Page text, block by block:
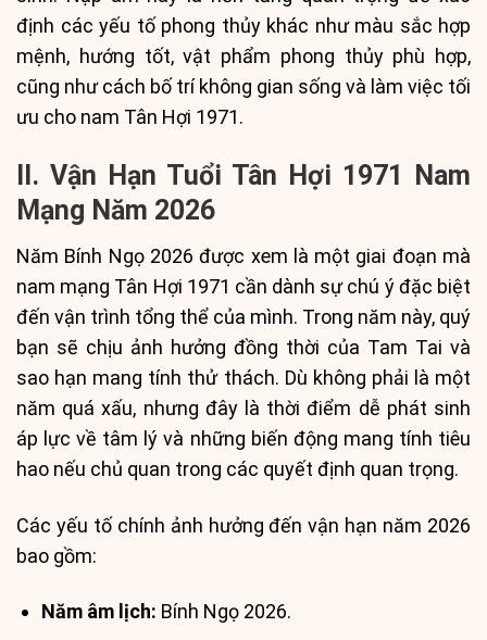
định các yếu tố phong thủy khác như màu sắc hợp
mệnh, hướng tốt, vật phẩm phong thủy phù hợp,
cũng như cách bố trí không gian sống và làm việc tối
ưu cho nam Tân Hợi 1971.
II. Vận Hạn Tuổi Tân Hợi 1971 Nam
Mạng Năm 2026
Năm Bính Ngọ 2026 được xem là một giai đoạn mà
nam mạng Tân Hợi 1971 cần dành sự chú ý đặc biệt
đến vận trình tổng thể của mình. Trong năm này, quý
bạn sẽ chịu ảnh hưởng đồng thời của Tam Tai và
sao hạn mang tính thử thách. Dù không phải là một
năm quá xấu, nhưng đây là thời điểm dễ phát sinh
áp lực về tâm lý và những biến động mang tính tiêu
hao nếu chủ quan trong các quyết định quan trọng.
Các yếu tố chính ảnh hưởng đến vận hạn năm 2026
bao gồm:
Năm âm lịch: Bính Ngọ 2026.